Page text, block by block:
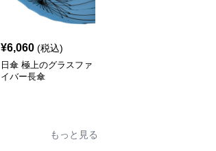
¥6,060 (税込)
日傘 極上のグラスファ
イバー長傘
もっと見る